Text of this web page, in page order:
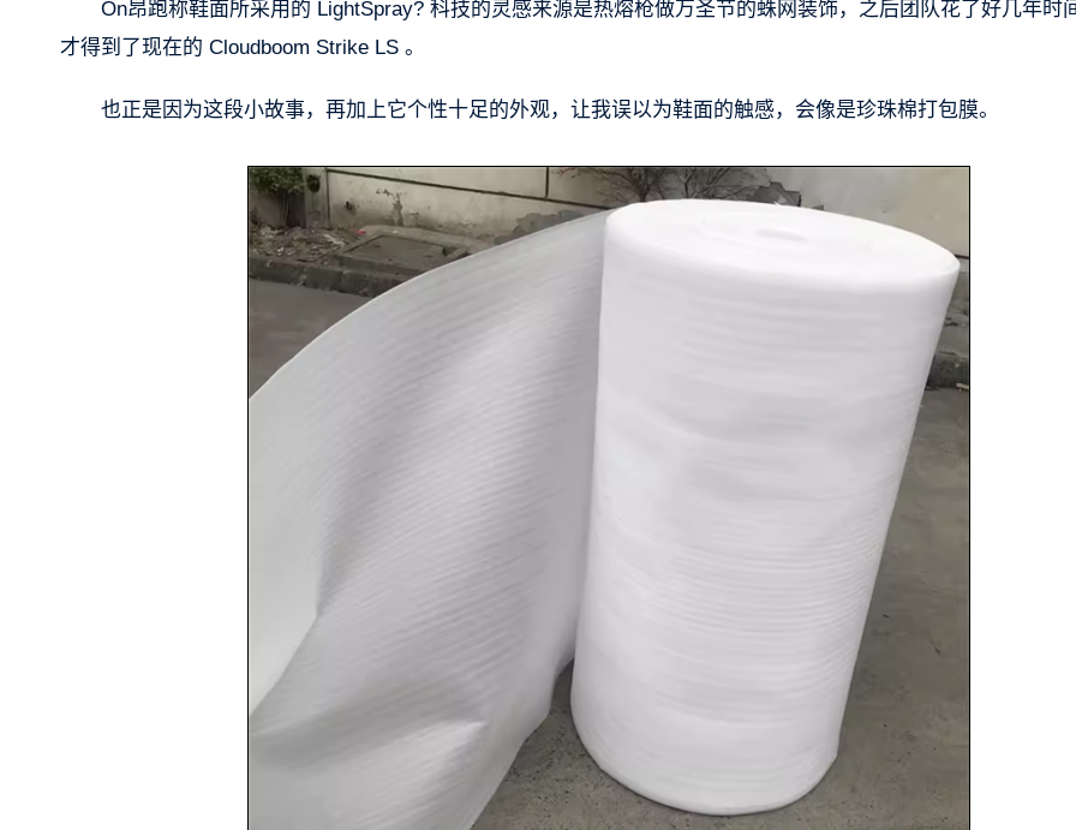
On昂跑称鞋面所采用的 LightSpray? 科技的灵感来源是热熔枪做万圣节的蛛网装饰，之后团队花了好几年时
才得到了现在的 Cloudboom Strike LS 。
也正是因为这段小故事，再加上它个性十足的外观，让我误以为鞋面的触感，会像是珍珠棉打包膜。